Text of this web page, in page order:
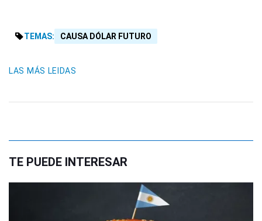
TEMAS: CAUSA DÓLAR FUTURO
LAS MÁS LEIDAS
TE PUEDE INTERESAR